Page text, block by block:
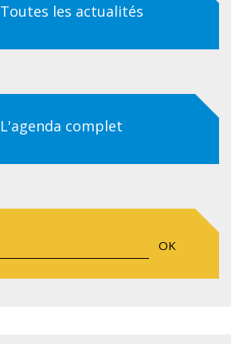
Toutes les actualités
L'agenda complet
OK